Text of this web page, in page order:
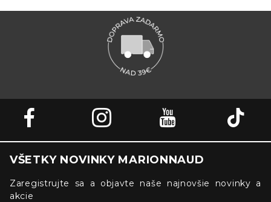
VŠETKY NOVINKY MARIONNAUD
Zaregistrujte sa a objavte naše najnovšie novinky a
akcie